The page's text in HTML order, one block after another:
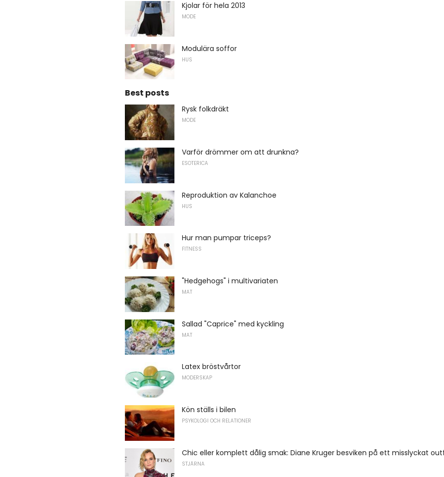
Kjolar för hela 2013
MODE
Modulära soffor
HUS
Best posts
Rysk folkdräkt
MODE
Varför drömmer om att drunkna?
ESOTERICA
Reproduktion av Kalanchoe
HUS
Hur man pumpar triceps?
FITNESS
"Hedgehogs" i multivariaten
MAT
Sallad "Caprice" med kyckling
MAT
Latex bröstvårtor
MODERSKAP
Kön ställs i bilen
PSYKOLOGI OCH RELATIONER
Chic eller komplett dålig smak: Diane Kruger besviken på ett misslyckat
STJÄRNA